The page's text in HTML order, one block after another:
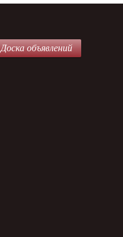
Доска объявлений